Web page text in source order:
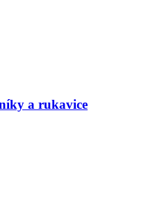
a rukavice